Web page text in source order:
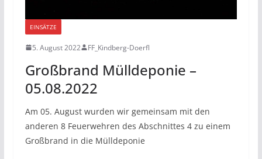
EINSÄTZE
5. August 2022 FF_Kindberg-Doerfl
Großbrand Mülldeponie –
05.08.2022
Am 05. August wurden wir gemeinsam mit den
anderen 8 Feuerwehren des Abschnittes 4 zu einem
Großbrand in die Mülldeponie